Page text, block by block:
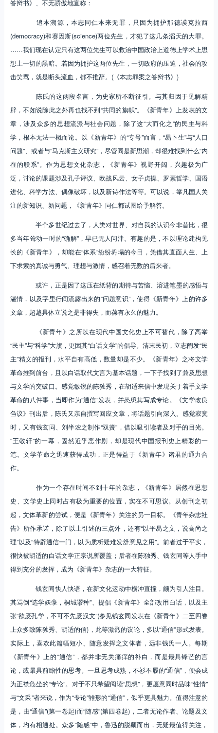
答辩书》、不无骄傲地宣称：
追本溯源，本志同仁本来无罪，只因为拥护那德谟克拉西
(democracy)和赛因斯(science)两位先生，才犯了这几条滔天的大罪。
……我们现在认定只有这两位先生可以救治中国政治上道德上学术上思
想上一切的黑暗。若因为拥护这两位先生，一切政府的压迫，社会的攻
击笑骂，就是断头流血，都不推辞。(《本志罪案之答辩书》)
陈氏的这两段名言，为史家所不断征引。与其归因于见解精
辟，不如说除此之外再也找不到“共同的旗帜”。《新青年》上发表的文
章，涉及众多的思想流派与社会问题，除了这“大而化之”的民主与科
学，根本无法一概而论。以《新青年》的“专号”而言，“易卜生”与“人口
问题”、或者与“马克斯主义研究”，尽管同是新思潮，却很难找到什么“内
在的联系”。作为思想文化杂志，《新青年》视野开阔，兴趣极为广
泛，讨论的课题涉及孔子评议、欧战风云、女子贞操、罗素哲学、国语
进化、科学方法、偶像破坏，以及新诗作法等等。可以说，举凡国人关
注的新知识、新问题，《新青年》同仁都试图给予解答。
半个多世纪过去了，人类对世界、对自我的认识今非昔比，很
多当年耸动一时的“确解”，早已无人问津。有趣的是，不以理论建构见
长的《新青年》，却能在“体系”纷纷坍塌的今日，凭借其直面人生、上
下求索的真诚与勇气、理想与激情，感召着无数的后来者。
或许，正是因了这压在纸背的期待与苦恼、溶进笔墨的感悟与
温情，以及字里行间流露出来的“问题意识”，使得《新青年》上的许多
文章，超越具体立说之是非得失，而葆有永久的魅力。
《新青年》之所以在现代中国文化史上不可替代，除了高举
“民主”与“科学”大旗，更因其“白话文学”的倡导。清末民初，立志阐发“民
主”精义的报刊，水平自有高低，数量却是不少。《新青年》之将文学
革命推到前台，且以白话取代文言为基本话题，一下子找到了兼及思想
与文学的突破口。感觉敏锐的陈独秀，在胡适来信中发现关于着手文学
革命的八件事，当即作为“通信”发表，并怂恿其写成专论。《文学改良
刍议》刊出后，陈氏又亲自撰写回应文章，将话题引向深入。感觉寂寞
时，又有钱玄同、刘半农之制作“双簧”，借以吸引读者及对手的目光。
“王敬轩”的一幕，固然近乎恶作剧，却是现代中国报刊史上精彩的一
笔。文学革命之迅速获得成功，正是得益于《新青年》诸君的通力合
作。
作为一个存在时间不到十年的杂志，《新青年》居然在思想
史、文学史上同时占有极为重要的位置，实在不可思议。从创刊之初
起，文体革新的尝试，便是《新青年》关注的另一目标。《青年杂志社
告》所作承诺，除了以上引述的三点外，还有“以平易之文，说高尚之
理”以及“特辟通信一门，以为质析疑难发舒意见之用”。前者过于平实，
很快被胡适的白话文学正宗说所覆盖；后者在陈独秀、钱玄同等人手中
得到充分的发挥，成为《新青年》杂志的一大特征。
钱玄同快人快语，在新文化运动中横冲直撞，颇为引人注目。
其骂倒“选学妖孽，桐城谬种”、提倡《新青年》全部改用白话，以及主
张“欲废孔学，不可不先废汉文”(参见钱玄同发表在《新青年》二至四卷
上众多致陈独秀、胡适的信)，此等激烈的议论，多以“通信”形式发表。
实际上，喜欢此篇幅短小、随意发挥之文体者，远非钱氏一人。每期
《新青年》上的“通信”，都并非无关痛痒的补白，而是最具锋芒的言
论，或最具前瞻性的思考。一旦思考成熟，不衫不履的“通信”，便会成
为正襟危坐的“专论”。对于不只希望阅读“思想”，更愿意同时品味“性情”
与“文采”者来说，作为“专论”雏形的“通信”，似乎更具魅力。值得注意的
是，由“通信”(第一卷起)而“随感”(第四卷起)，二者无论作者、论题及文
体，均有相通处。众多“随感”中，鲁迅的脱颖而出，无疑最值得关注，